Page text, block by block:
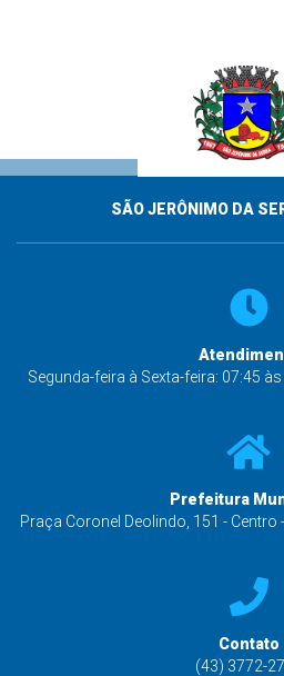
SÃO JERÔNIMO DA
Segunda-feira à Sexta-feira: 07:45
Prefeitura
Praça Coronel Deolindo, 151 -
Contato
(43) 3772-